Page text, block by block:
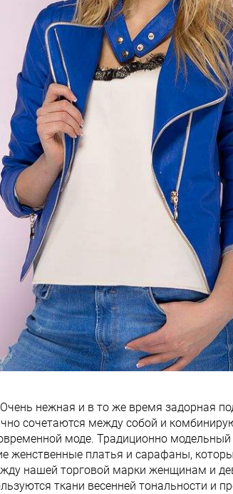
нежная и в то же время задорная
сочетаются между собой и
моде. Традиционно
женственные платья и сарафаны,
нашей торговой марки женщинам и
ткани весенней тональности и